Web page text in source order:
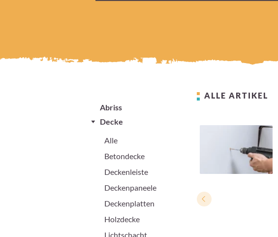
Abriss
Decke
Alle
Betondecke
Deckenleiste
Deckenpaneele
Deckenplatten
Holzdecke
Lichtschacht
ALLE ARTIKEL